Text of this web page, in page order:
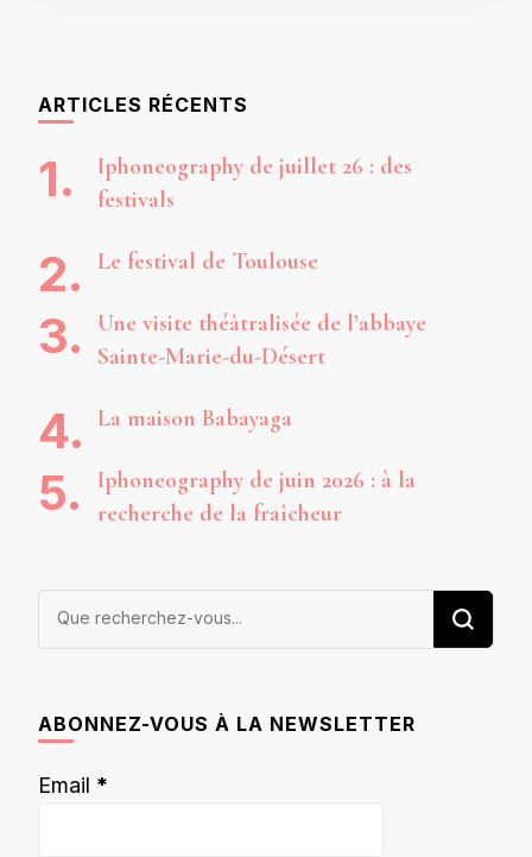
ARTICLES RÉCENTS
Iphoneography de juillet 26 : des
festivals
Le festival de Toulouse
Une visite théâtralisée de l’abbaye
Sainte-Marie-du-Désert
La maison Babayaga
Iphoneography de juin 2026 : à la
recherche de la fraîcheur
Vous
ABONNEZ-VOUS À LA NEWSLETTER
Email *